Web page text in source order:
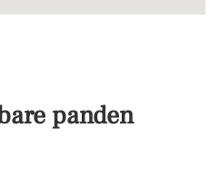
panden